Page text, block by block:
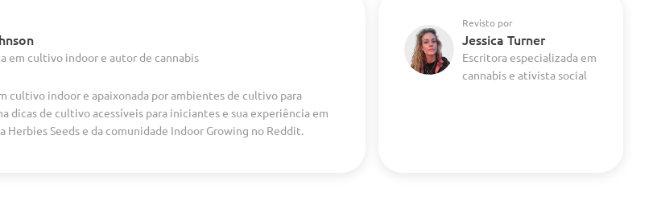
em cultivo indoor e autor de cannabis
cultivo indoor e apaixonada por ambientes de cultivo para
dicas de cultivo acessíveis para iniciantes e sua experiência em
Herbies Seeds e da comunidade Indoor Growing no Reddit.
Revisto por
Jessica Turner
Escritora especializada em
cannabis e ativista social